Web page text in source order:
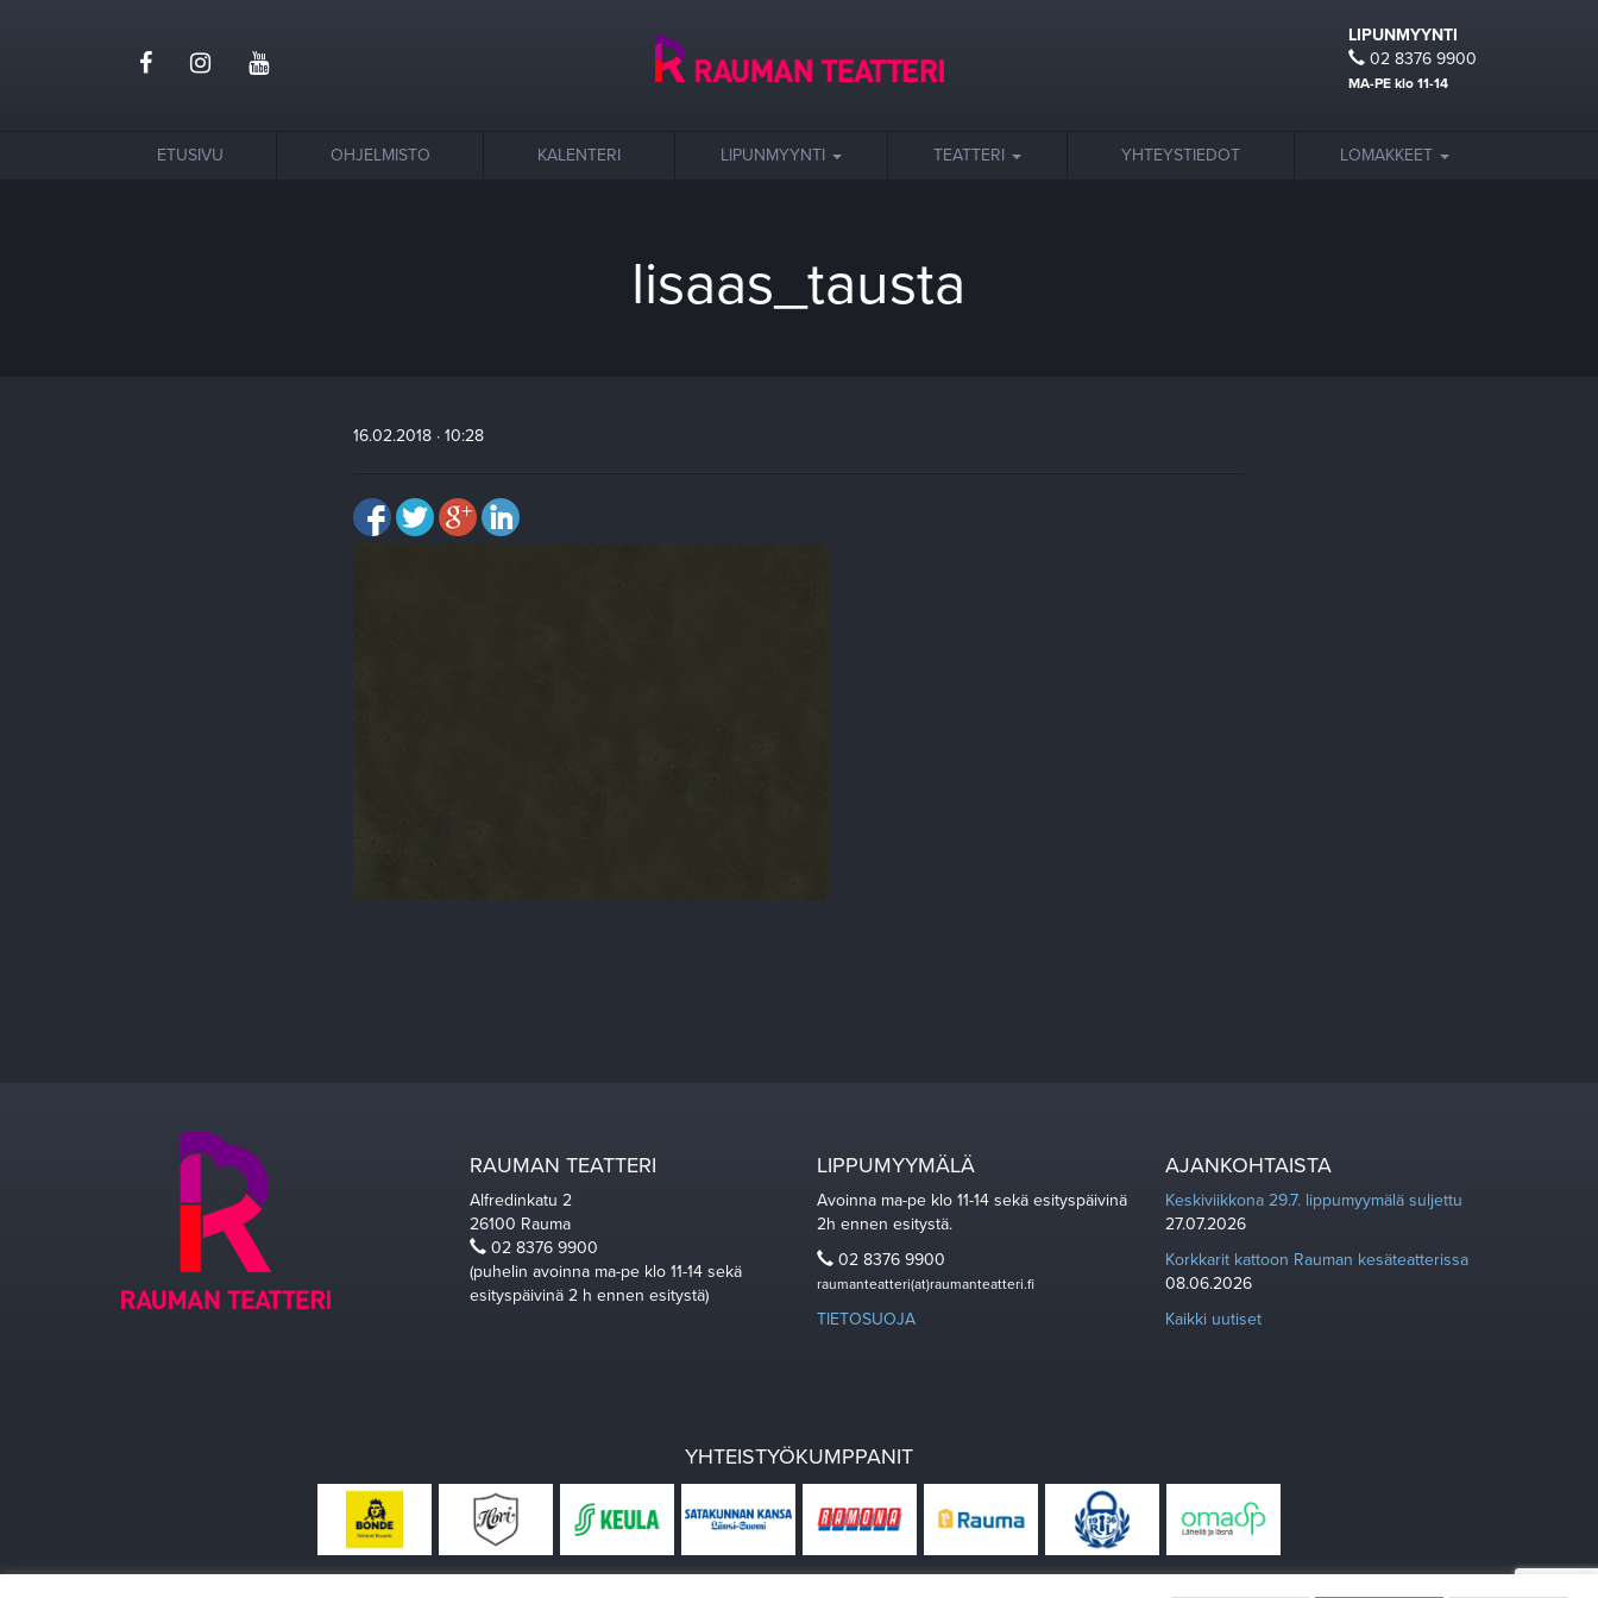
LIPUNMYYNTI
02 8376 9900
MA-PE klo 11-14
ETUSIVU OHJELMISTO KALENTERI LIPUNMYYNTI TEATTERI YHTEYSTIEDOT LOMAKKEET
lisaas_tausta
16.02.2018 · 10:28
RAUMAN TEATTERI
Alfredinkatu 2
26100 Rauma
02 8376 9900
(puhelin avoinna ma-pe klo 11-14 sekä
esityspäivinä 2 h ennen esitystä)
LIPPUMYYMÄLÄ
Avoinna ma-pe klo 11-14 sekä esityspäivinä
2h ennen esitystä.
02 8376 9900
raumanteatteri(at)raumanteatteri.fi
TIETOSUOJA
AJANKOHTAISTA
Keskiviikkona 29.7. lippumyymälä suljettu
27.07.2026
Korkkarit kattoon Rauman kesäteatterissa
08.06.2026
Kaikki uutiset
YHTEISTYÖKUMPPANIT